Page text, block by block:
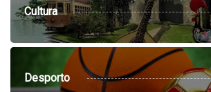
Cultura
Desporto